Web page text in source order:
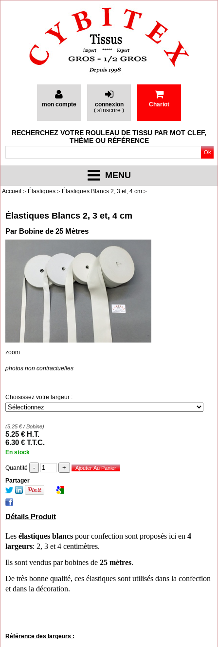
mon compte
connexion
( s'inscrire )
Chariot
MENU
RECHERCHEZ VOTRE ROULEAU DE TISSU PAR MOT CLEF,
THÈME OU RÉFÉRENCE
Accueil Élastiques Élastiques Blancs 2, 3 et, 4 cm
Élastiques Blancs 2, 3 et, 4 cm
Par Bobine de 25 Mètres
zoom
photos non contractuelles
Choisissez votre largeur :
(5.25 €/ Bobine)
5.25 € H.T.
6.30 € T.T.C.
En stock
Quantité
Partager
Détails Produit
Les élastiques blancs pour confection sont proposés ici en 4
largeurs: 2, 3 et 4 centimètres.
Ils sont vendus par bobines de 25 mètres.
De très bonne qualité, ces élastiques sont utilisés dans la confection
et dans la décoration.
Référence des largeurs :